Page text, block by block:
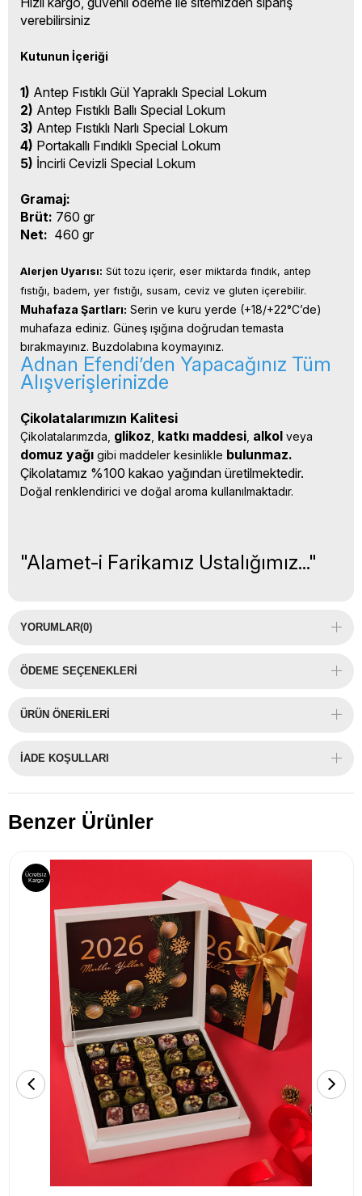
verebilirsiniz
Kutunun İçeriği
1) Antep Fıstıklı Gül Yapraklı Special Lokum
2) Antep Fıstıklı Ballı Special Lokum
3) Antep Fıstıklı Narlı Special Lokum
4) Portakallı Fındıklı Special Lokum
5) İncirli Cevizli Special Lokum
Gramaj:
Brüt: 760 gr
Net: 460 gr
Alerjen Uyarısı: Süt tozu içerir, eser miktarda fındık, antep
fıstığı, badem, yer fıstığı, susam, ceviz ve gluten içerebilir.
Muhafaza Şartları: Serin ve kuru yerde (+18/+22°C’de)
muhafaza ediniz. Güneş ışığına doğrudan temasta
bırakmayınız. Buzdolabına koymayınız.
Adnan Efendi’den Yapacağınız Tüm
Alışverişlerinizde
Çikolatalarımızın Kalitesi
Çikolatalarımzda, glikoz katkı maddesi alkol
domuz yağı gibi maddeler kesinlikle bulunmaz.
Çikolatamız %100 kakao yağından üretilmektedir.
Doğal renklendirici ve doğal aroma kullanılmaktadır.
"Alamet-i Farikamız Ustalığımız..."
YORUMLAR(0)
ÖDEME SEÇENEKLERI
ÜRÜN ÖNERILERI
İADE KOŞULLARI
Benzer Ürünler
Ücretsiz
Kargo